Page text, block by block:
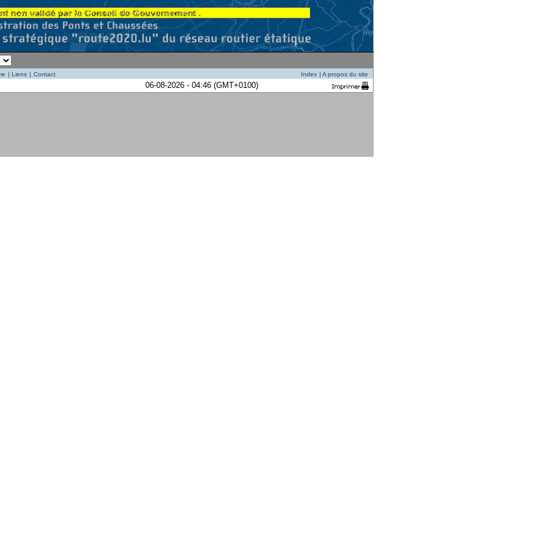
| Liens | Contact Index | A propos du site
06-08-2026 - 04:46 (GMT+0100)